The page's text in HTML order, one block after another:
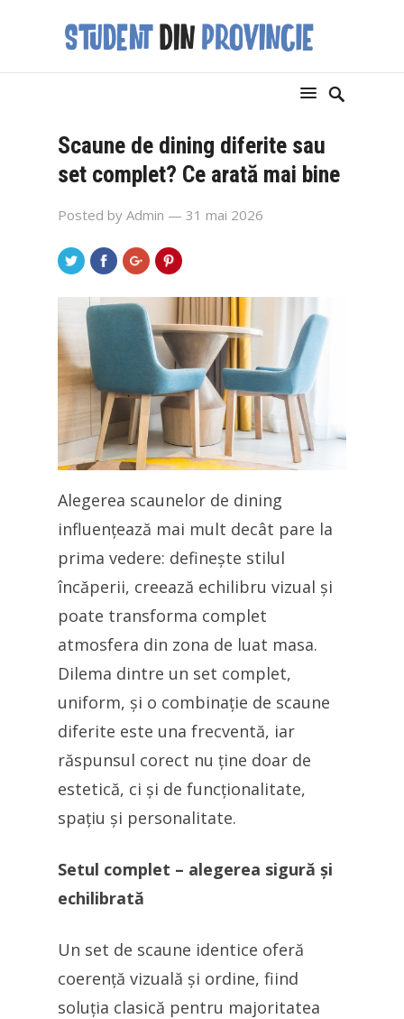
Scaune de dining diferite sau
set complet? Ce arată mai bine
Posted by Admin — 31 mai 2026
Alegerea scaunelor de dining
influențează mai mult decât pare la
prima vedere: definește stilul
încăperii, creează echilibru vizual și
poate transforma complet
atmosfera din zona de luat masa.
Dilema dintre un set complet,
uniform, și o combinație de scaune
diferite este una frecventă, iar
răspunsul corect nu ține doar de
estetică, ci și de funcționalitate,
spațiu și personalitate.
Setul complet – alegerea sigură și
echilibrată
Un set de scaune identice oferă
coerență vizuală și ordine, fiind
soluția clasică pentru majoritatea